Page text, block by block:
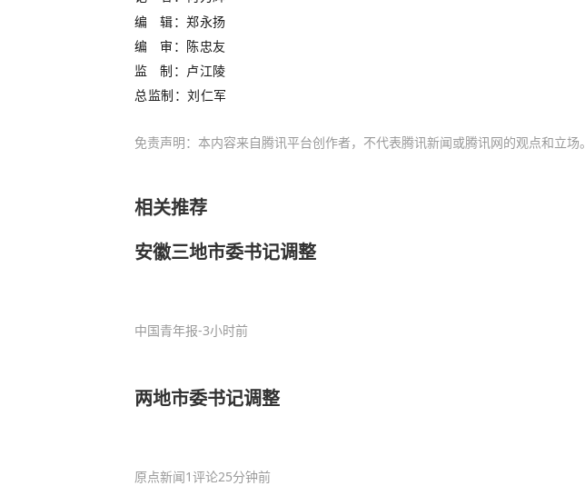
编 辑：郑永扬
编 审：陈忠友
监 制：卢江陵
总监制：刘仁军
免责声明：本内容来自腾讯平台创作者，不代表腾讯新闻或腾讯网的观点和立场。
相关推荐
安徽三地市委书记调整
中国青年报-3小时前
两地市委书记调整
原点新闻1评论25分钟前